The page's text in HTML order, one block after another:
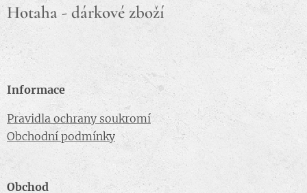
Hotaha - dárkové zboží
Informace
Pravidla ochrany soukromí
Obchodní podmínky
Obchod